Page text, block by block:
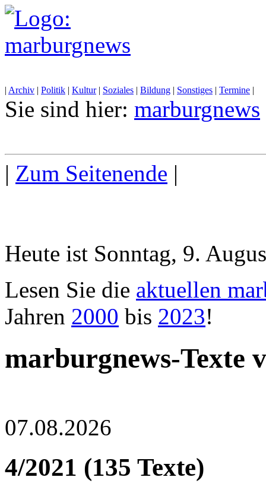
| Archiv | Politik | Kultur| Soziales | Bildung | Sonstiges | Termine |
Sie sind hier: marburgnews
| Zum Seitenende |
Heute ist Sonntag, 9.
Lesen Sie die aktuellen
Jahren 2000 bis 2023!
marburgnews-Texte
07.08.2026
4/2021 (135 Texte)